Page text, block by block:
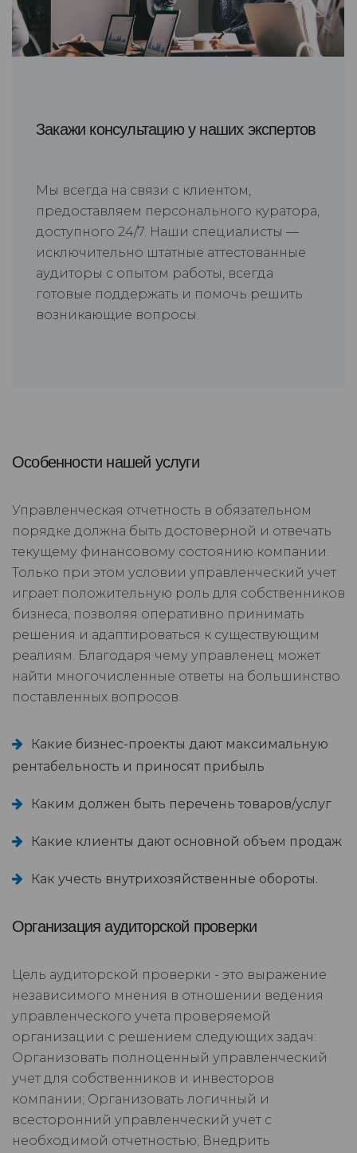
Закажи консультацию у наших экспертов
Мы всегда на связи с клиентом,
предоставляем персонального куратора,
доступного 24/7. Наши специалисты —
исключительно штатные аттестованные
аудиторы с опытом работы, всегда
готовые поддержать и помочь решить
возникающие вопросы.
Особенности нашей услуги
Управленческая отчетность в обязательном
порядке должна быть достоверной и отвечать
текущему финансовому состоянию компании.
Только при этом условии управленческий учет
играет положительную роль для собственников
бизнеса, позволяя оперативно принимать
решения и адаптироваться к существующим
реалиям. Благодаря чему управленец может
найти многочисленные ответы на большинство
поставленных вопросов.
Какие бизнес-проекты дают максимальную
рентабельность и приносят прибыль
Каким должен быть перечень товаров/услуг
Какие клиенты дают основной объем продаж
Как учесть внутрихозяйственные обороты.
Организация аудиторской проверки
Цель аудиторской проверки - это выражение
независимого мнения в отношении ведения
управленческого учета проверяемой
организации с решением следующих задач:
Организовать полноценный управленческий
учет для собственников и инвесторов
компании; Организовать логичный и
всесторонний управленческий учет с
необходимой отчетностью; Внедрить